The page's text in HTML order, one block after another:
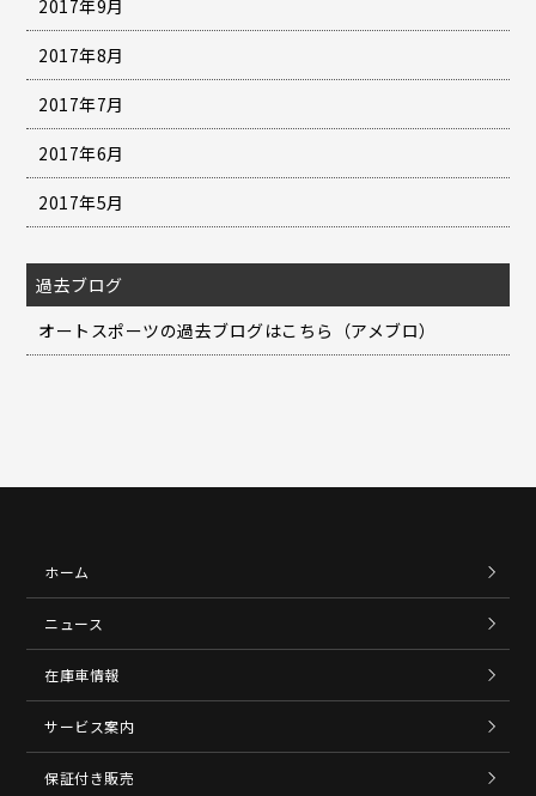
2017年9月
2017年8月
2017年7月
2017年6月
2017年5月
過去ブログ
オートスポーツの過去ブログはこちら（アメブロ）
ホーム
ニュース
在庫車情報
サービス案内
保証付き販売